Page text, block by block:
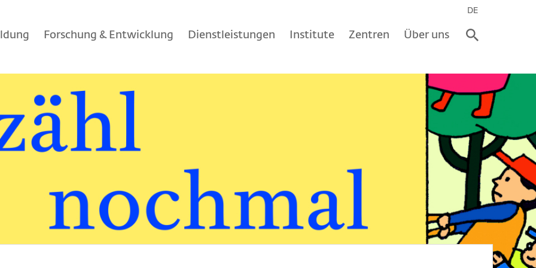
Forschung & Entwicklung Dienstleistungen Institute Zentren Über uns
DE